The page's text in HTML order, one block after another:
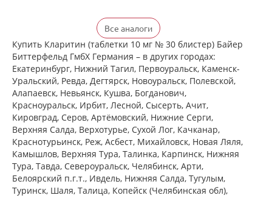
Кларитин (таблетки 10 мг № 30
блистер) Байер Биттерфельд ГмбХ
Германия
есть в 1 аптеках
от 372,00 до 372,00
Кларотадин (таблетки 10 мг N10)
Акрихин ХФК ОАО - Россия
Московская область, Нагинский р-н,
Старая Купавна
Нет в аптеках города
Кларитин (таблетки 10 мг № 7
блистер) Байер Биттерфельд ГмбХ
Все аналоги
Купить Кларитин (таблетки 10 мг № 30 блистер) Байер
Биттерфельд ГмбХ Германия – в других городах:
Екатеринбург, Нижний Тагил, Первоуральск, Каменск-
Уральский, Ревда, Дегтярск, Новоуральск, Полевской,
Алапаевск, Невьянск, Кушва, Богданович,
Красноуральск, Ирбит, Лесной, Сысерть, Ачит,
Кировград, Серов, Артёмовский, Нижние Cерги,
Верхняя Салда, Верхотурье, Сухой Лог, Качканар,
Краснотурьинск, Реж, Асбест, Михайловск, Новая Ляля,
Камышлов, Верхняя Тура, Талинка, Карпинск, Нижняя
Тура, Тавда, Североуральск, Челябинск, Арти,
Белоярский п.г.т., Ивдель, Нижняя Салда, Тугулым,
Туринск, Шаля, Талица, Копейск (Челябинская обл),